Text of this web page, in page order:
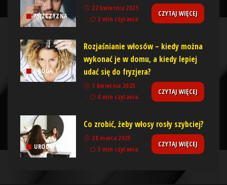
MĘŻCZYZNA
22 kwietnia 2025
3 min czytania
CZYTAJ WIĘCEJ
URODA
Rozjaśnianie włosów – kiedy można
wykonać je w domu, a kiedy lepiej
udać się do fryzjera?
1 kwietnia 2025
4 min czytania
CZYTAJ WIĘCEJ
URODA
Co zrobić, żeby włosy rosły szybciej?
28 marca 2025
3 min czytania
CZYTAJ WIĘCEJ